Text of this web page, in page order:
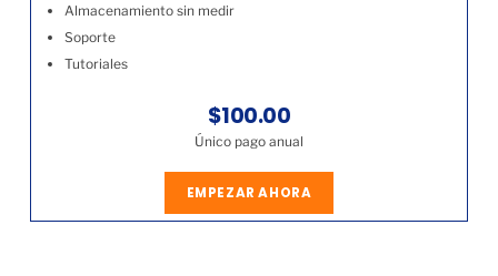
Almacenamiento sin medir
Soporte
Tutoriales
$100.00
Único pago anual
EMPEZAR AHORA